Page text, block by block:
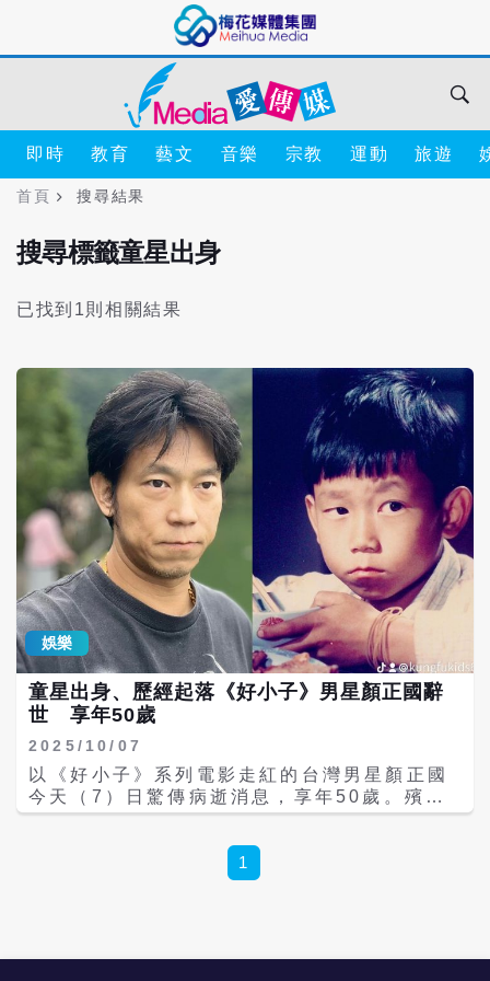
即時 教育 藝文 音樂 宗教 運動 旅遊
首頁 搜尋結果
搜尋標籤童星出身
已找到1則相關結果
娛樂
童星出身、歷經起落《好小子》男星顏正國辭
世 享年50歲
2025/10/07
以《好小子》系列電影走紅的台灣男星顏正國
今天（7）日驚傳病逝消息，享年50歲。殯葬
業者「鋼鐵爸」阮橋本下午在社群發文證實噩
世，令家屬與親友悲痛不已。他呼籲外界給予
家屬空間，「懇請所有思念阿國的親友們，與
1